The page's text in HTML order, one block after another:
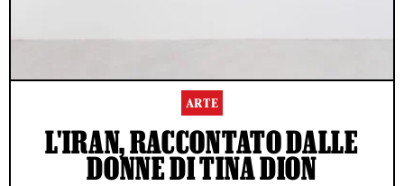
ARTE
L'IRAN, RACCONTATO DALLE
DONNE DI TINA DION